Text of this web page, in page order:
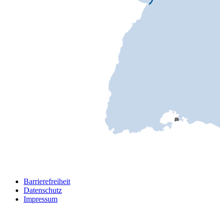
Barrierefreiheit
Datenschutz
Impressum